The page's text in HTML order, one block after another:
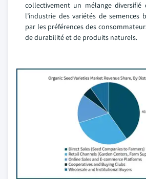
collectivement un mélange diversifié
l’industrie des variétés de semences
par les préférences des
de durabilité et de produits naturels.